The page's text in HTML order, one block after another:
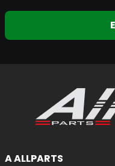
A ALLPARTS